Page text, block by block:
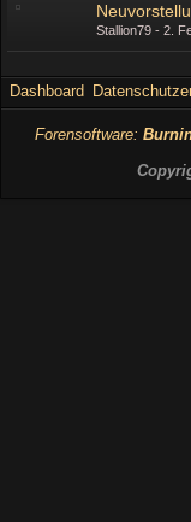
Stallion79 2.
Dashboard
Forensoftware: